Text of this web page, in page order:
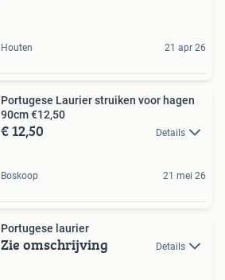
Houten 21 apr 26
Portugese Laurier struiken voor hagen
90cm €12,50
€ 12,50 Details
Boskoop 21 mei 26
Portugese laurier
Zie omschrijving Details